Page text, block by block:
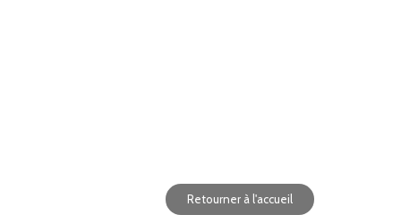
Retourner à l'accueil